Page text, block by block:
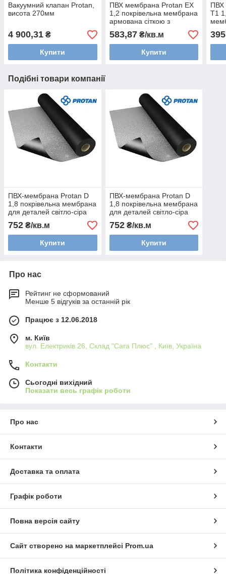
Вакуумний клапан Protan,
висота 270мм
4 900,31 ₴
Купити
ПВХ мембрана Protan EX
1,2 покрівельна мембрана
армована сіткою з
поліестеру і ламінована
світло-сіра 2м
583,87₴/кв.м
Купити
ПВХ
T1
395
Подібні товари компанії
ПВХ-мембрана Protan D
1,8 покрівельна мембрана
для деталей світло-сіра
752 ₴/кв.м
Купити
ПВХ-мембрана Protan D
1,8 покрівельна мембрана
для деталей світло-сіра
752₴/кв.м
Купити
Про нас
Рейтинг не сформований
Менше 5 відгуків за останній рік
Працює з 12.06.2018
м. Київ
вул. Електриків 26, Склад "Сага Плюс" , Київ, Україна
Контакти
Сьогодні вихідний
Показати весь графік роботи
Про нас
Контакти
Доставка та оплата
Графік роботи
Повна версія сайту
Сайт створено на маркетплейсі Prom.ua
Політика конфіденційності